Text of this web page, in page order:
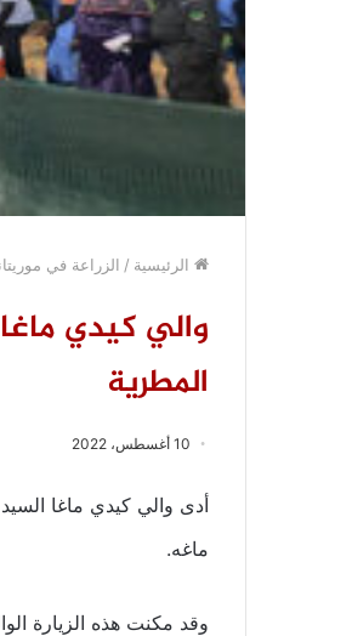
الرئيسية / الزراعة في
والي كيدي
المطرية
10 أغسطس، 2022
أدى والي كيدي ماغا
ماغه.
وقد مكنت هذه الزيارة